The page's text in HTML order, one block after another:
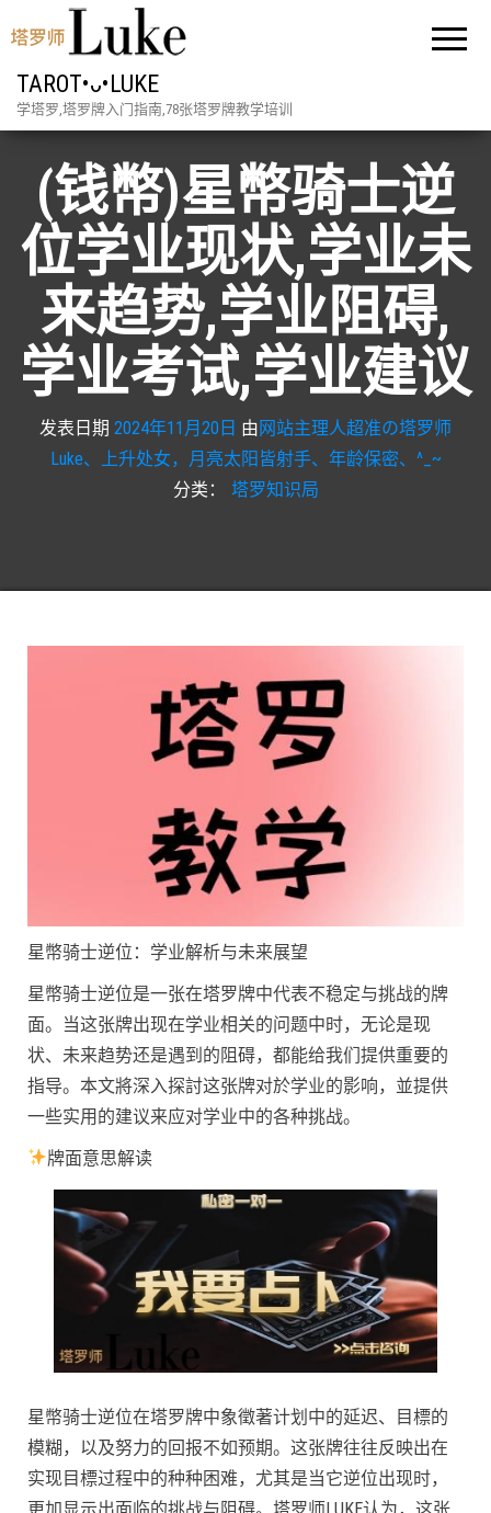
TAROT•ᴗ•LUKE
学塔罗,塔罗牌入门指南,78张塔罗牌教学培训
(钱幣)星幣骑士逆
位学业现状,学业未
来趋势,学业阻碍,
学业考试,学业建议
发表日期 2024年11月20日 由网站主理人超准の塔罗师
Luke、上升处女，月亮太阳皆射手、年龄保密、^_~
分类：
塔罗知识局
星幣骑士逆位：学业解析与未来展望
星幣骑士逆位是一张在塔罗牌中代表不稳定与挑战的牌
面。当这张牌出现在学业相关的问题中时，无论是现
状、未来趋势还是遇到的阻碍，都能给我们提供重要的
指导。本文將深入探討这张牌对於学业的影响，並提供
一些实用的建议来应对学业中的各种挑战。
牌面意思解读
星幣骑士逆位在塔罗牌中象徵著计划中的延迟、目標的
模糊，以及努力的回报不如预期。这张牌往往反映出在
实现目標过程中的种种困难，尤其是当它逆位出现时，